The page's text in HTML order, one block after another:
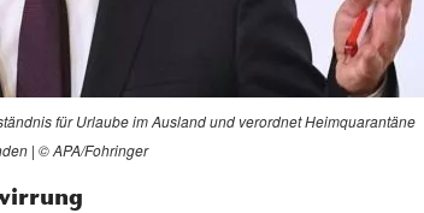
für Urlaube im Ausland und verordnet Heimquarantäne
| © APA/Fohringer